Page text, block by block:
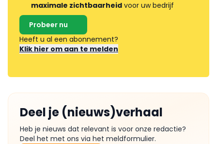
maximale zichtbaarheid voor uw bedrijf
Probeer nu
Heeft u al een abonnement?
Klik hier om aan te melden
Deel je (nieuws)verhaal
Heb je nieuws dat relevant is voor onze redactie?
Deel het met ons via het meldformulier.